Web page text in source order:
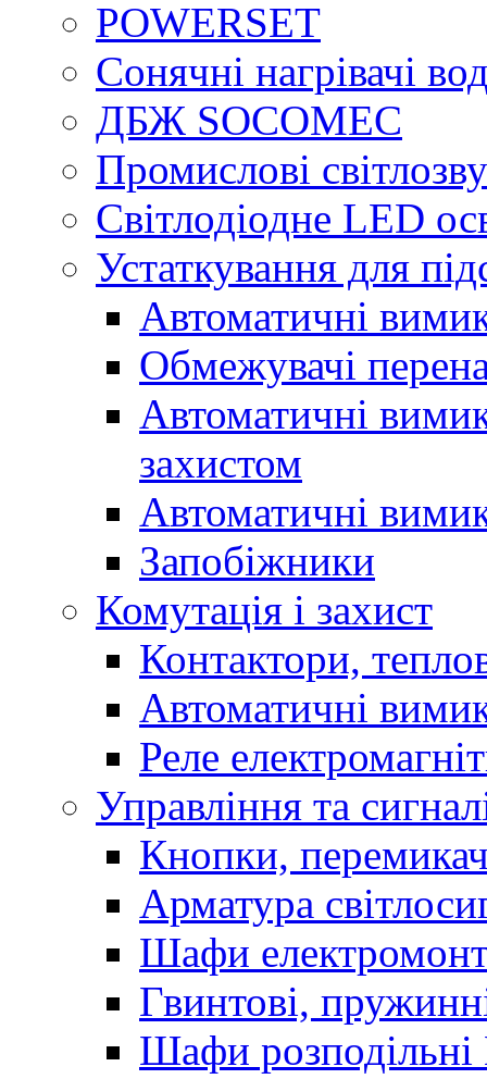
POWERSET
Сонячні нагрівачі
ДБЖ SOCOMEC
Промислові
Світлодіодне LED
Устаткування для
Автоматичні
Обмежувачі
Автоматичні
захистом
Автоматичні
Запобіжники
Комутація і захист
Контактори,
Автоматичні
Реле
Управління та
Кнопки,
Арматура
Шафи
Гвинтові,
Шафи розподільні